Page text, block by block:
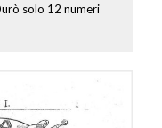
solo 12 numeri